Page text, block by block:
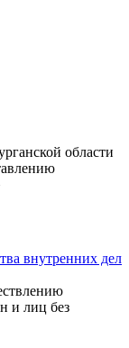
области
внутренних дел
и лиц без